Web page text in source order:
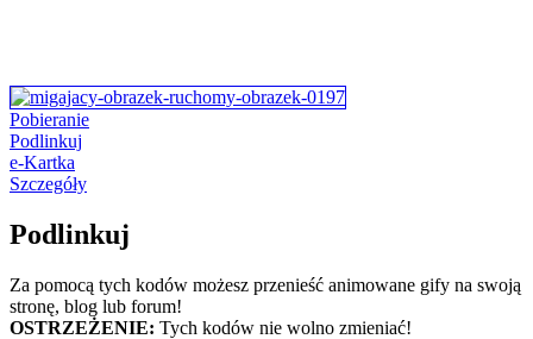
Pobieranie
Podlinkuj
e-Kartka
Szczegóły
Podlinkuj
Za pomocą tych kodów możesz przenieść animowane gify na swoją
stronę, blog lub forum!
OSTRZEŻENIE: Tych kodów nie wolno zmieniać!